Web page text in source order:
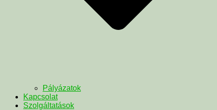
Pályázatok
Kapcsolat
Szolgáltatások